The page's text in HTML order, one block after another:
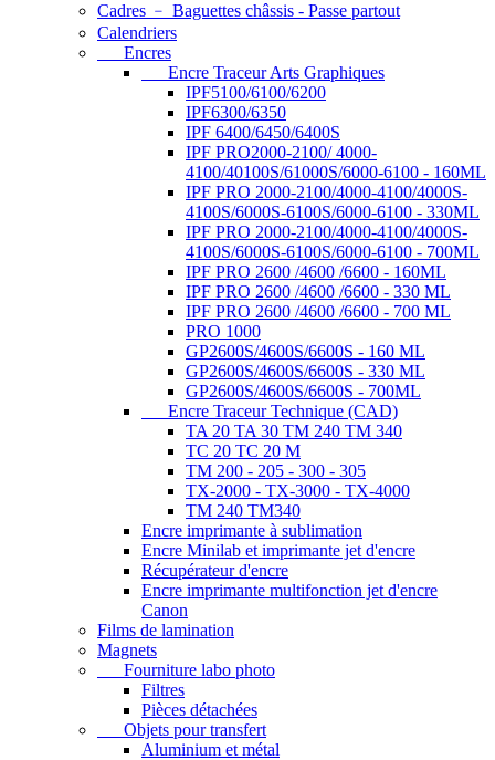
Cadres ﹣ Baguettes châssis - Passe partout
Calendriers
Encres
Encre Traceur Arts Graphiques
IPF5100/6100/6200
IPF6300/6350
IPF 6400/6450/6400S
IPF PRO2000-2100/ 4000-
4100/40100S/61000S/6000-6100 - 160ML
IPF PRO 2000-2100/4000-4100/4000S-
4100S/6000S-6100S/6000-6100 - 330ML
IPF PRO 2000-2100/4000-4100/4000S-
4100S/6000S-6100S/6000-6100 - 700ML
IPF PRO 2600 /4600 /6600 - 160ML
IPF PRO 2600 /4600 /6600 - 330 ML
IPF PRO 2600 /4600 /6600 - 700 ML
PRO 1000
GP2600S/4600S/6600S - 160 ML
GP2600S/4600S/6600S - 330 ML
GP2600S/4600S/6600S - 700ML
Encre Traceur Technique (CAD)
TA 20 TA 30 TM 240 TM 340
TC 20 TC 20 M
TM 200 - 205 - 300 - 305
TX-2000 - TX-3000 - TX-4000
TM 240 TM340
Encre imprimante à sublimation
Encre Minilab et imprimante jet d'encre
Récupérateur d'encre
Encre imprimante multifonction jet d'encre
Canon
Films de lamination
Magnets
Fourniture labo photo
Filtres
Pièces détachées
Objets pour transfert
Aluminium et métal